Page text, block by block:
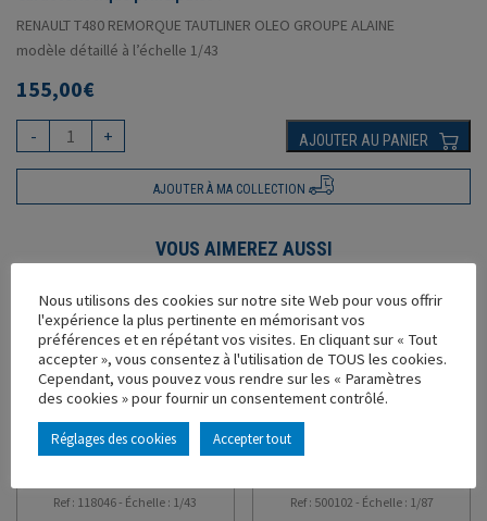
RENAULT T480 REMORQUE TAUTLINER OLEO GROUPE ALAINE
modèle détaillé à l’échelle 1/43
155,00€
- + AJOUTER AU PANIER
AJOUTER À MA COLLECTION
VOUS AIMEREZ AUSSI
Promo !
RENAULT TRUCKS T480
Ref : 118046 - Échelle : 1/43
VOLVO FH 4 TAUTLINER
Ref : 500102 - Échelle : 1/87
Nous utilisons des cookies sur notre site Web pour vous offrir
l'expérience la plus pertinente en mémorisant vos
préférences et en répétant vos visites. En cliquant sur « Tout
accepter », vous consentez à l'utilisation de TOUS les cookies.
Cependant, vous pouvez vous rendre sur les « Paramètres
des cookies » pour fournir un consentement contrôlé.
Réglages des cookies Accepter tout